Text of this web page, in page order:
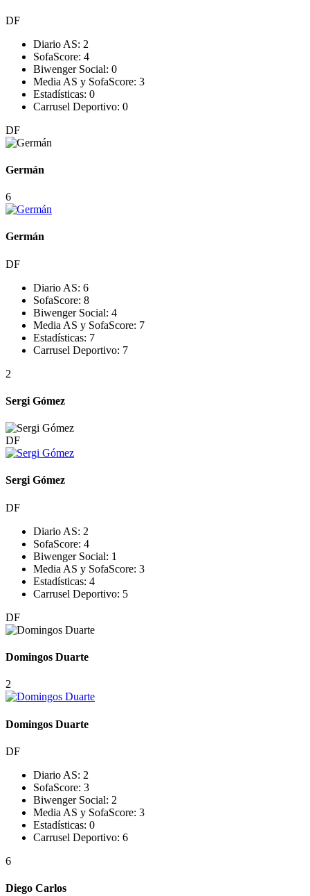
DF
Diario AS: 2
SofaScore: 4
Biwenger Social: 0
Media AS y SofaScore: 3
Estadísticas: 0
Carrusel Deportivo: 0
DF
Germán
6
Germán
DF
Diario AS: 6
SofaScore: 8
Biwenger Social: 4
Media AS y SofaScore: 7
Estadísticas: 7
Carrusel Deportivo: 7
2
Sergi Gómez
DF
Sergi Gómez
DF
Diario AS: 2
SofaScore: 4
Biwenger Social: 1
Media AS y SofaScore: 3
Estadísticas: 4
Carrusel Deportivo: 5
DF
Domingos Duarte
2
Domingos Duarte
DF
Diario AS: 2
SofaScore: 3
Biwenger Social: 2
Media AS y SofaScore: 3
Estadísticas: 0
Carrusel Deportivo: 6
6
Diego Carlos